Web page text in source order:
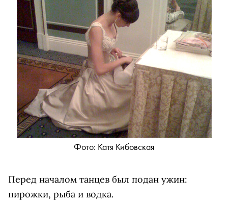
Фото: Катя Кибовская
Перед началом танцев был подан ужин:
пирожки, рыба и водка.